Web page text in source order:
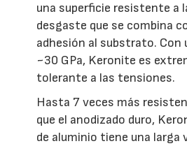
una superficie resistente a
desgaste que se combina
adhesión al substrato. Con
~30 GPa, Keronite es
tolerante a las tensiones.
Hasta 7 veces más
que el anodizado duro,
de aluminio tiene una larga